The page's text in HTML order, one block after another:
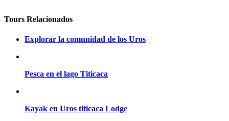
Tours Relacionados
Explorar la comunidad de los Uros
Pesca en el lago Titicaca
Kayak en Uros titicaca Lodge